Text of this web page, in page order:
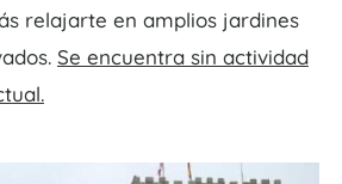
relajarte en amplios jardines
Se encuentra sin actividad